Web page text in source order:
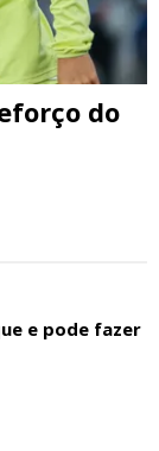
do
e pode fazer